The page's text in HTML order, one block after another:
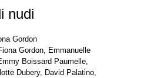
nudi
Gordon
Gordon, Emmanuelle
Boissard Paumelle,
Dubery, David Palatino,